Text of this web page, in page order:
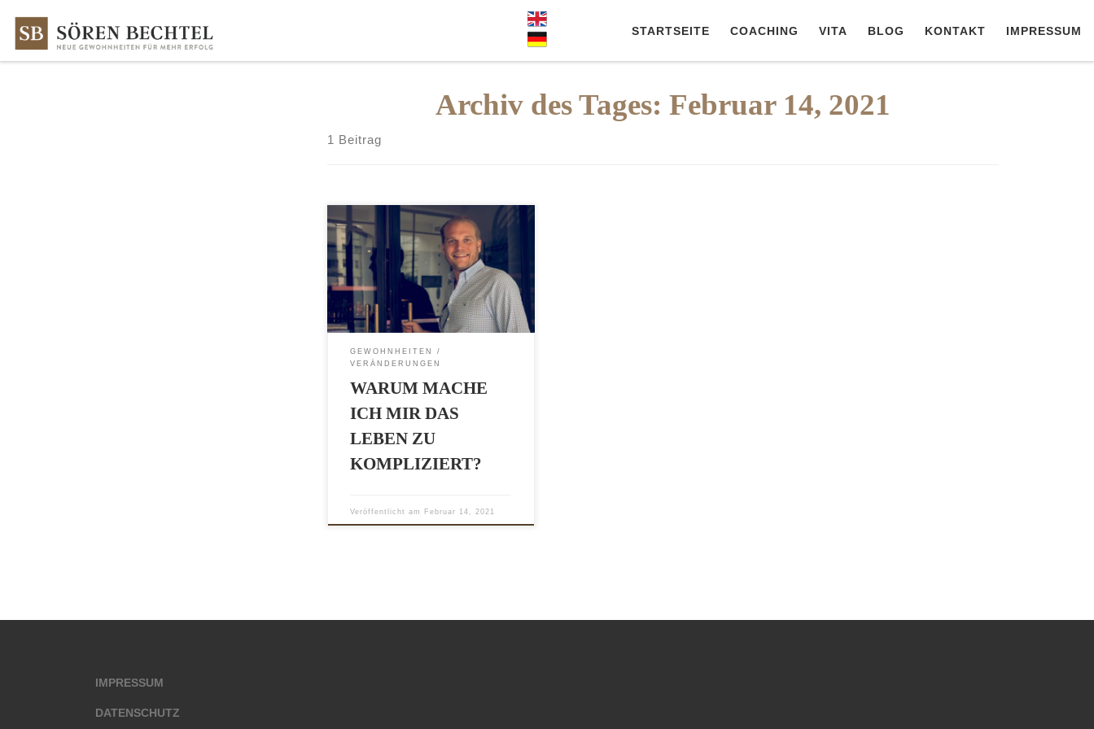
Zum Inhalt springen
STARTSEITE COACHING VITA BLOG KONTAKT IMPRESSUM
Archiv des Tages: Februar 14, 2021
1 Beitrag
GEWOHNHEITEN
VERÄNDERUNGEN
WARUM MACHE
ICH MIR DAS
LEBEN ZU
KOMPLIZIERT?
Veröffentlicht am Februar 14, 2021
IMPRESSUM
DATENSCHUTZ